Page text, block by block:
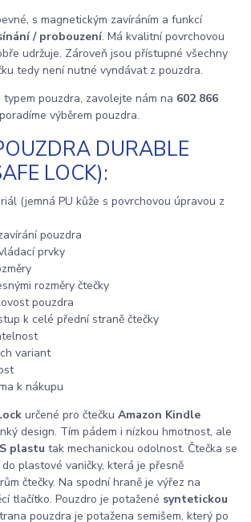
s magnetickým zavíráním a funkcí
/ probouzení. Má kvalitní povrchovou
udržuje. Zároveň jsou přístupné všechny
tedy není nutné vyndávat z pouzdra.
pouzdra, zavolejte nám na 602 866
výběrem pouzdra.
DURABLE
LOCK):
(jemná PU kůže s povrchovou úpravou z
pouzdra
prvky
rozměry čtečky
pouzdra
k celé přední straně čtečky
variant
k nákupu
určené pro čtečku Amazon Kindle
design. Tím pádem i nízkou hmotnost, ale
plastu tak mechanickou odolnost. Čtečka se
plastové vaničky, která je přesně
čtečky. Na spodní hraně je výřez na
tlačítko. Pouzdro je potažené syntetickou
pouzdra je potažena semišem, který po